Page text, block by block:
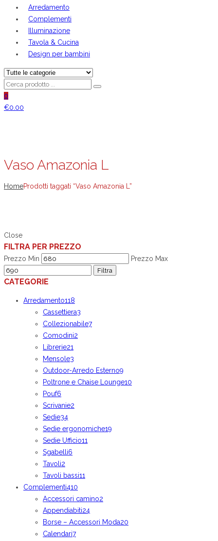
Arredamento
Complementi
Illuminazione
Tavola & Cucina
Design per bambini
0
€0.00
Vaso Amazonia L
HomeProdotti taggati “Vaso Amazonia L”
Close
FILTRA PER PREZZO
Prezzo Min
Prezzo Max
Filtra
CATEGORIE
Arredamento118
Cassettiera3
Collezionabile7
Comodini2
Librerie21
Mensole3
Outdoor-Arredo Esterno9
Poltrone e Chaise Lounge10
Pouf6
Scrivanie2
Sedie34
Sedie ergonomiche19
Sedie Ufficio11
Sgabelli6
Tavoli2
Tavoli bassi11
Complementi410
Accessori camino2
Appendiabiti24
Borse – Accessori Moda20
Calendari7